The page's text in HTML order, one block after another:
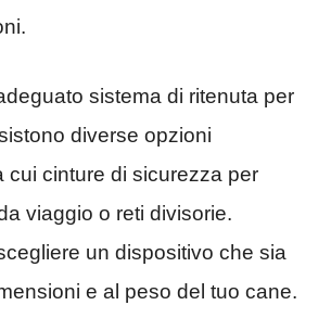
sistema di ritenuta per
diverse opzioni
cui cinture di sicurezza per
viaggio o reti divisorie.
un dispositivo che sia
e al peso del tuo cane.